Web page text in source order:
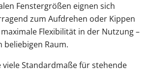
Fenstergrößen eignen sich
zum Aufdrehen oder Kippen
Flexibilität in der Nutzung –
beliebigen Raum.
viele Standardmaße für stehende